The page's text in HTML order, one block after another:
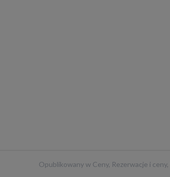
Opublikowany w Ceny, Rezerwacje i ceny,